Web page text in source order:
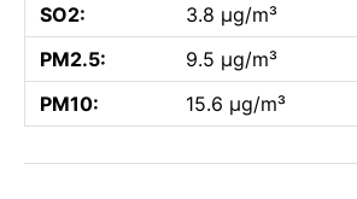
SO2:
3.8 µg/m³
PM2.5:
9.5 µg/m³
PM10:
15.6 µg/m³